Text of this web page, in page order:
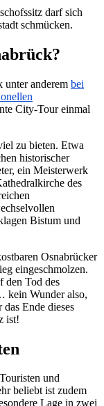
darf sich
schmücken.
unter anderem bei
City-Tour einmal
zu bieten. Etwa
historischer
ein Meisterwerk
des
Bistum und
Osnabrücker
eingeschmolzen.
den Tod des
kein Wunder also,
Ende dieses
ist!
und
beliebt ist zudem
Lage in zwei